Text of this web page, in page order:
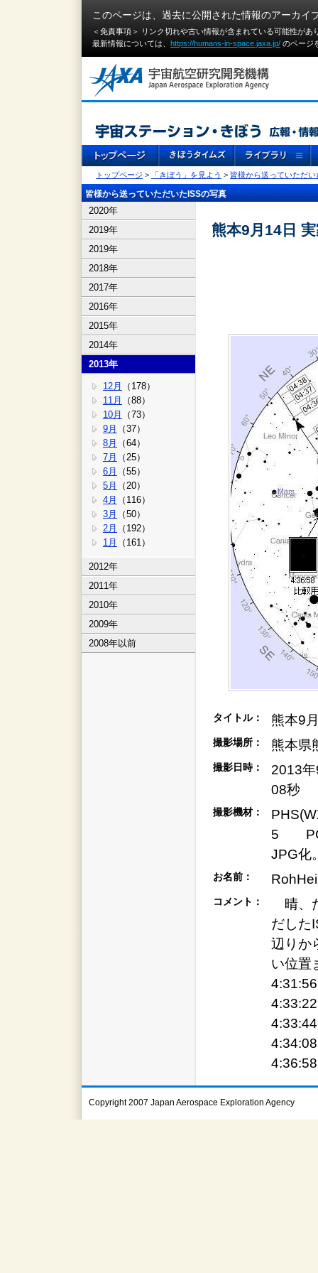
このページは、過去に公開された情報のアーカイ
＜免責事項＞ リンク切れや古い情報が含まれている可能性が
最新情報については、 https://humans-in-space.jaxa.jp/ のページ
トップページ > 「きぼう」を見よう > 皆様から送っていただい
皆様から送っていただいたISSの写真
2020年
2019年
2019年
2018年
2017年
2016年
2015年
2014年
2013年
12月
（178）
11月
（88）
10月
（73）
9月
（37）
8月
（64）
7月
（25）
6月
（55）
5月
（20）
4月
（116）
3月
（50）
2月
（192）
1月
（161）
2012年
2011年
2010年
2009年
2008年以前
熊本9月14日
タイトル： 熊本9
撮影場所： 熊本県
撮影日時：
2013
08秒
撮影機材：
5 PC
JPG化
お名前：
コメント：
晴、
だした
辺りか
い位置
Copyright 2007 Japan Aerospace Exploration Agency